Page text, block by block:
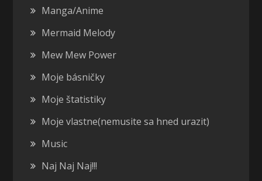
Manga/Anime
Mermaid Melody
Mew Mew Power
Moje básničky
Moje štatistiky
Moje vlastne(nemusite sa hned urazit)
Music
Naj Naj Naj!!!